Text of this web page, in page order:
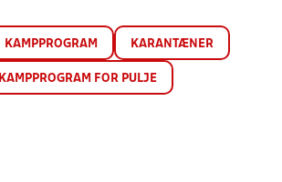
KAMPPROGRAM KARANTÆNER
KAMPPROGRAM FOR PULJE